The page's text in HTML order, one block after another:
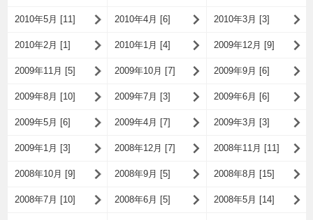
2010年5月 [11] 2010年4月 [6] 2010年3月 [3]
2010年2月 [1] 2010年1月 [4] 2009年12月 [9]
2009年11月 [5] 2009年10月 [7] 2009年9月 [6]
2009年8月 [10] 2009年7月 [3] 2009年6月 [6]
2009年5月 [6] 2009年4月 [7] 2009年3月 [3]
2009年1月 [3] 2008年12月 [7] 2008年11月 [11]
2008年10月 [9] 2008年9月 [5] 2008年8月 [15]
2008年7月 [10] 2008年6月 [5] 2008年5月 [14]